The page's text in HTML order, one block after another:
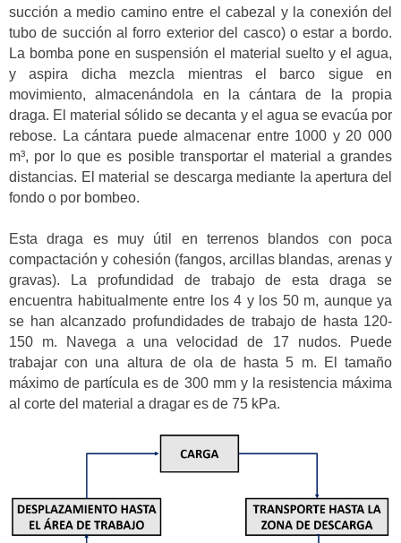
succión a medio camino entre el cabezal y la conexión del
tubo de succión al forro exterior del casco) o estar a bordo.
La bomba pone en suspensión el material suelto y el agua,
y aspira dicha mezcla mientras el barco sigue en
movimiento, almacenándola en la cántara de la propia
draga. El material sólido se decanta y el agua se evacúa por
rebose. La cántara puede almacenar entre 1000 y 20 000
m³, por lo que es posible transportar el material a grandes
distancias. El material se descarga mediante la apertura del
fondo o por bombeo.
Esta draga es muy útil en terrenos blandos con poca
compactación y cohesión (fangos, arcillas blandas, arenas y
gravas). La profundidad de trabajo de esta draga se
encuentra habitualmente entre los 4 y los 50 m, aunque ya
se han alcanzado profundidades de trabajo de hasta 120-
150 m. Navega a una velocidad de 17 nudos. Puede
trabajar con una altura de ola de hasta 5 m. El tamaño
máximo de partícula es de 300 mm y la resistencia máxima
al corte del material a dragar es de 75 kPa.